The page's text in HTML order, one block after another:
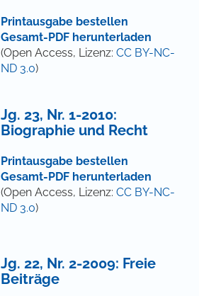
Printausgabe bestellen
Gesamt-PDF herunterladen
(Open Access, Lizenz: CC BY-NC-
ND 3.0)
Jg. 23, Nr. 1-2010:
Biographie und Recht
Printausgabe bestellen
Gesamt-PDF herunterladen
(Open Access, Lizenz: CC BY-NC-
ND 3.0)
Jg. 22, Nr. 2-2009: Freie
Beiträge